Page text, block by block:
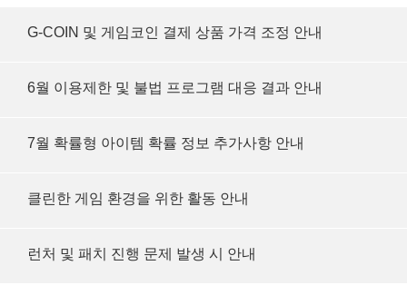
G-COIN 및 게임코인 결제 상품 가격 조정 안내
6월 이용제한 및 불법 프로그램 대응 결과 안내
7월 확률형 아이템 확률 정보 추가사항 안내
클린한 게임 환경을 위한 활동 안내
런처 및 패치 진행 문제 발생 시 안내